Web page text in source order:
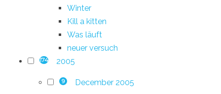
Winter
Kill a kitten
Was läuft
neuer versuch
174 2005
9 December 2005